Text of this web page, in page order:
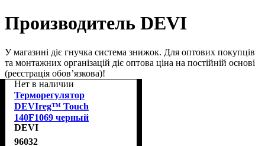
Производитель DEVI
У магазині діє гнучка система знижок. Для оптових покупців
та монтажних організацій діє оптова ціна на постійній основі
(реєстрація обов’язкова)!
Нет в наличии
Терморегулятор
DEVIreg™ Touch
140F1069 черный
DEVI
96032